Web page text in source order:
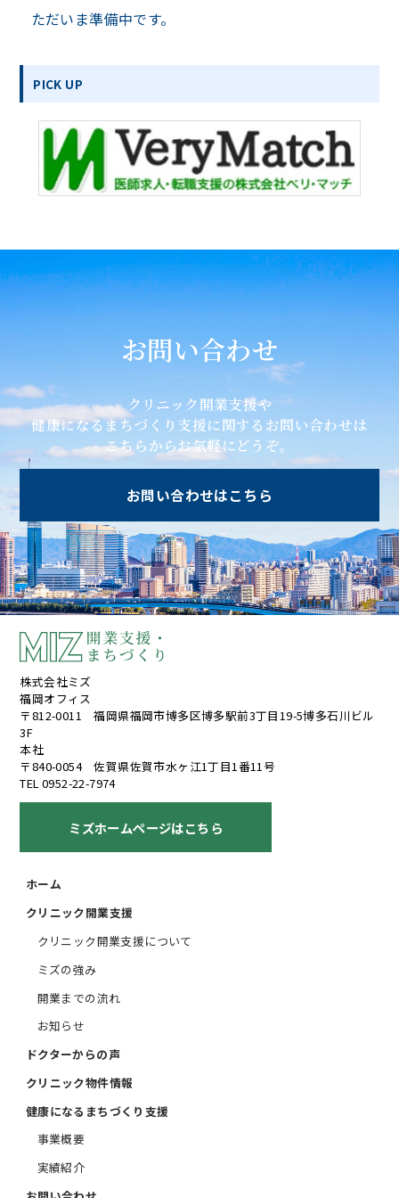
ただいま準備中です。
PICK UP
お問い合わせ
クリニック開業支援や
健康になるまちづくり支援に関するお問い合わせは
こちらからお気軽にどうぞ。
お問い合わせはこちら
株式会社ミズ
福岡オフィス
〒812-0011 福岡県福岡市博多区博多駅前3丁目19-5博多石川ビル
3F
本社
〒840-0054 佐賀県佐賀市水ヶ江1丁目1番11号
TEL 0952-22-7974
ミズホームページはこちら
ホーム
クリニック開業支援
クリニック開業支援について
ミズの強み
開業までの流れ
お知らせ
ドクターからの声
クリニック物件情報
健康になるまちづくり支援
事業概要
実績紹介